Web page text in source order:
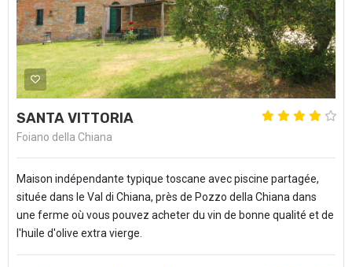
SANTA VITTORIA
Foiano della Chiana
Maison indépendante typique toscane avec piscine partagée,
située dans le Val di Chiana, près de Pozzo della Chiana dans
une ferme où vous pouvez acheter du vin de bonne qualité et de
l'huile d'olive extra vierge.